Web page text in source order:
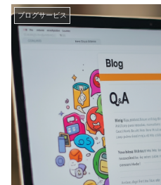
ブログサービス